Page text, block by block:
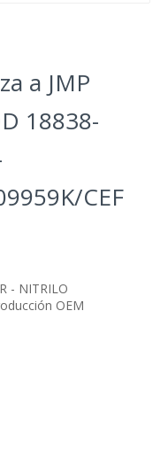
a JMP
18838-
CEF
- NITRILO
OEM